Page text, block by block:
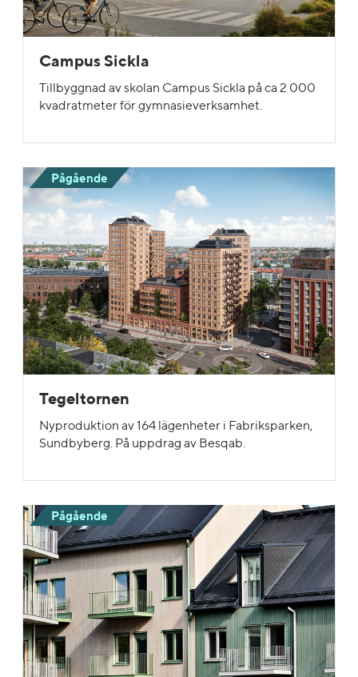
Campus Sickla
Tillbyggnad av skolan Campus Sickla på ca 2 000
kvadratmeter för gymnasieverksamhet.
Pågående
Tegeltornen
Nyproduktion av 164 lägenheter i Fabriksparken,
Sundbyberg. På uppdrag av Besqab.
Pågående